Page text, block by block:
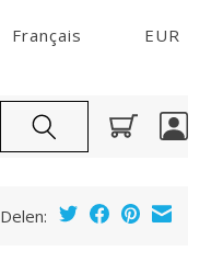
Français EUR
Delen: